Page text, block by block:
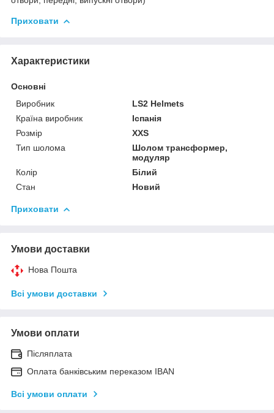
Приховати
Характеристики
Основні
Виробник
LS2 Helmets
Країна виробник
Іспанія
Розмір
XXS
Тип шолома
Шолом трансформер,
модуляр
Колір
Білий
Стан
Новий
Приховати
Умови доставки
Нова Пошта
Всі умови доставки
Умови оплати
Післяплата
Оплата банківським переказом IBAN
Всі умови оплати